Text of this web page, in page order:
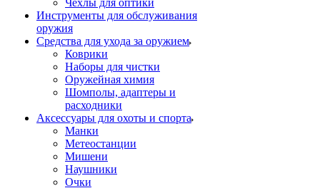
Чехлы для оптики
Инструменты для обслуживания
оружия
Средства для ухода за оружием
Коврики
Наборы для чистки
Оружейная химия
Шомполы, адаптеры и
расходники
Аксессуары для охоты и спорта
Манки
Метеостанции
Мишени
Наушники
Очки